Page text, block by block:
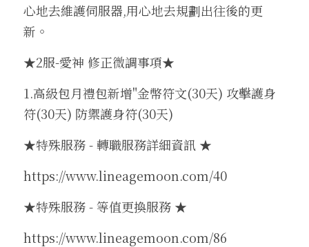
心地去維護伺服器,用心地去規劃出往後的更
新。
★2服-愛神 修正微調事項★
1.高級包月禮包新增"金幣符文(30天) 攻擊護身
符(30天) 防禦護身符(30天)
★特殊服務 - 轉職服務詳細資訊 ★
https://www.lineagemoon.com/40
★特殊服務 - 等值更換服務 ★
https://www.lineagemoon.com/86